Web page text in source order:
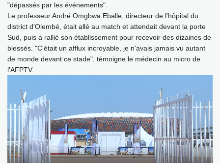
"dépassés par les événements".
Le professeur André Omgbwa Eballe, directeur de l'hôpital du
district d'Olembé, était allé au match et attendait devant la porte
Sud, puis a rallié son établissement pour recevoir des dizaines de
blessés. "C'était un afflux incroyable, je n'avais jamais vu autant
de monde devant ce stade", témoigne le médecin au micro de
l'AFPTV.